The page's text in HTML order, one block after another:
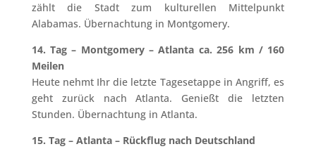
zählt die Stadt zum kulturellen Mittelpunkt
Alabamas. Übernachtung in Montgomery.
14. Tag – Montgomery – Atlanta ca. 256 km / 160
Meilen
Heute nehmt Ihr die letzte Tagesetappe in Angriff, es
geht zurück nach Atlanta. Genießt die letzten
Stunden. Übernachtung in Atlanta.
15. Tag – Atlanta – Rückflug nach Deutschland